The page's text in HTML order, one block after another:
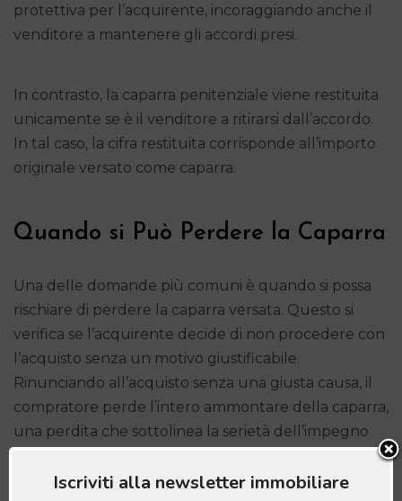
protettiva per l’acquirente, incoraggiando anche il
venditore a mantenere gli accordi presi.
In contrasto, la caparra penitenziale viene restituita
unicamente se è il venditore a ritirarsi dall’accordo.
In tal caso, la cifra restituita corrisponde all’importo
originale versato come caparra.
Quando si Può Perdere la Caparra
Una delle domande più comuni è quando si possa
rischiare di perdere la caparra versata. Questo si
verifica se l’acquirente decide di non procedere con
l’acquisto senza un motivo giustificabile.
Rinunciando all’acquisto senza una giusta causa, il
compratore perde l’intero ammontare della caparra,
una perdita che sottolinea la serietà dell’impegno
Iscriviti alla newsletter immobiliare